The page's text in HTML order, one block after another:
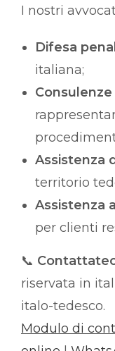
I nostri
Difesa
italiana;
Assistenza
territorio
Assistenza
per clienti
📞
riservata in
italo-tedesco.
Modulo di